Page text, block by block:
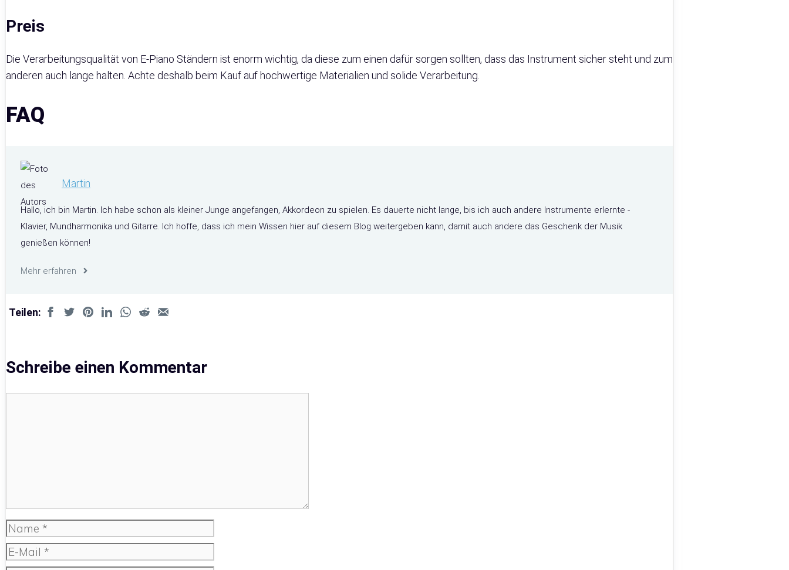
Preis
Die Verarbeitungsqualität von E-Piano Ständern ist enorm wichtig, da diese zum einen dafür sorgen sollten, dass das Instrument sicher steht und zum
anderen auch lange halten. Achte deshalb beim Kauf auf hochwertige Materialien und solide Verarbeitung.
FAQ
Martin
Hallo, ich bin Martin. Ich habe schon als kleiner Junge angefangen, Akkordeon zu spielen. Es dauerte nicht lange, bis ich auch andere Instrumente erlernte -
Klavier, Mundharmonika und Gitarre. Ich hoffe, dass ich mein Wissen hier auf diesem Blog weitergeben kann, damit auch andere das Geschenk der Musik
genießen können!
Mehr erfahren
Teilen:
Schreibe einen Kommentar
Name
E-
Mail